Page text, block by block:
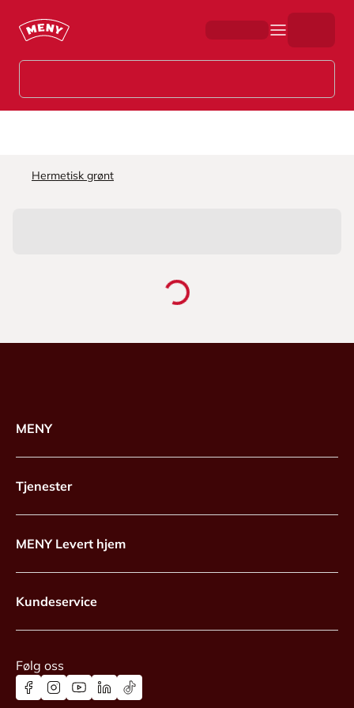
Hermetisk grønt
MENY
Tjenester
MENY Levert hjem
Kundeservice
Følg oss